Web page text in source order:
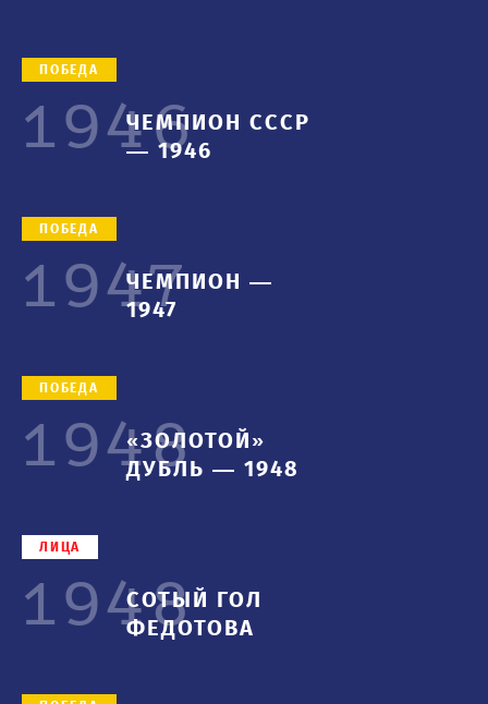
ПОБЕДА
1946ЧЕМПИОН СССР
— 1946
ПОБЕДА
1947ЧЕМПИОН —
1947
ПОБЕДА
1948«ЗОЛОТОЙ»
ДУБЛЬ — 1948
ЛИЦА
1948
СОТЫЙ ГОЛ
ФЕДОТОВА